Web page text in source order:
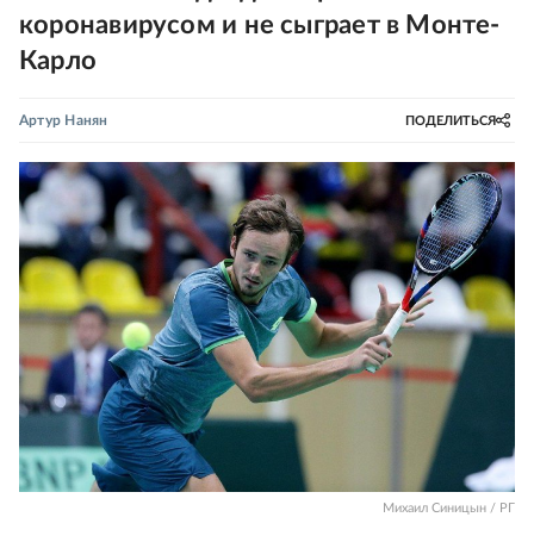
коронавирусом и не сыграет в Монте-
Карло
Артур Нанян ПОДЕЛИТЬСЯ
Михаил Синицын / РГ